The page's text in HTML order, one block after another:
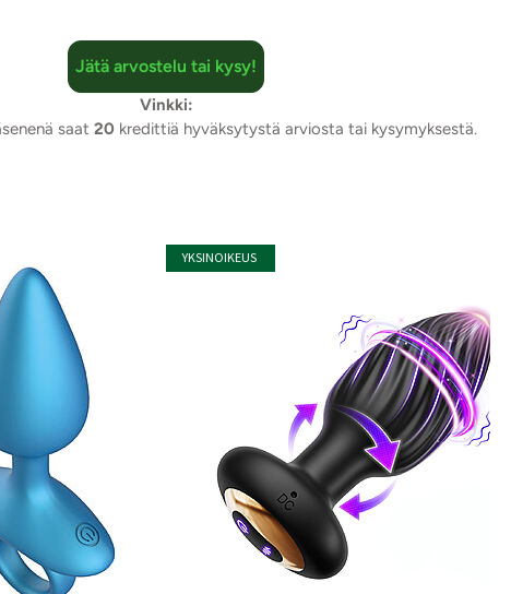
Jätä arvostelu tai kysy!
Vinkki:
saat 20 kredittiä hyväksytystä arviosta tai kysymyksestä.
YKSINOIKEUS